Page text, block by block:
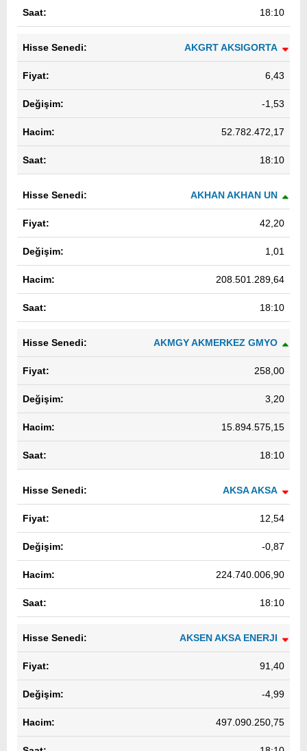
18:10
AKGRT AKSIGORTA
6,43
-1,53
52.782.472,17
18:10
AKHAN AKHAN UN
42,20
1,01
208.501.289,64
18:10
AKMGY AKMERKEZ GMYO
258,00
3,20
15.894.575,15
18:10
AKSA AKSA
12,54
-0,87
224.740.006,90
18:10
AKSEN AKSA ENERJI
91,40
-4,99
497.090.250,75